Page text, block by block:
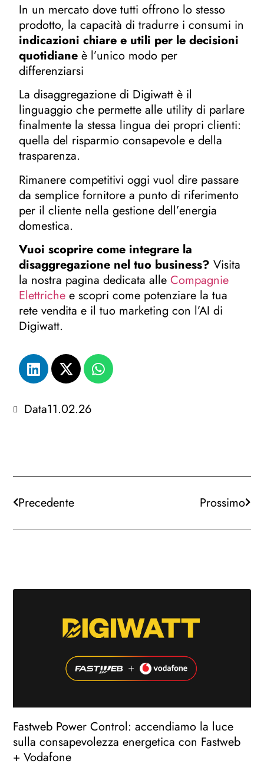
In un mercato dove tutti offrono lo stesso
prodotto, la capacità di tradurre i consumi in
indicazioni chiare e utili per le decisioni
quotidiane è l’unico modo per
differenziarsi
La disaggregazione di Digiwatt è il
linguaggio che permette alle utility di parlare
finalmente la stessa lingua dei propri clienti:
quella del risparmio consapevole e della
trasparenza.
Rimanere competitivi oggi vuol dire passare
da semplice fornitore a punto di riferimento
per il cliente nella gestione dell’energia
domestica.
Vuoi scoprire come integrare la
disaggregazione nel tuo business? Visita
la nostra pagina dedicata alle Compagnie
Elettriche e scopri come potenziare la tua
rete vendita e il tuo marketing con l’AI di
Digiwatt.
Data11.02.26
Precedente Prossimo
Fastweb Power Control: accendiamo la luce
sulla consapevolezza energetica con Fastweb
+ Vodafone